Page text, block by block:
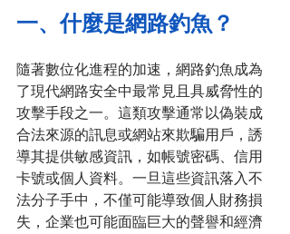
一、什麼是網路釣魚？
隨著數位化進程的加速，網路釣魚成為
了現代網路安全中最常見且具威脅性的
攻擊手段之一。這類攻擊通常以偽裝成
合法來源的訊息或網站來欺騙用戶，誘
導其提供敏感資訊，如帳號密碼、信用
卡號或個人資料。一旦這些資訊落入不
法分子手中，不僅可能導致個人財務損
失，企業也可能面臨巨大的聲譽和經濟